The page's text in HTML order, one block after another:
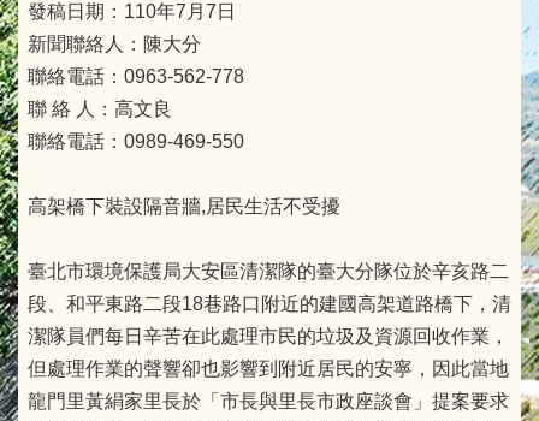
發稿日期：110年7月7日
新聞聯絡人：陳大分
聯絡電話：0963-562-778
聯 絡 人：高文良
聯絡電話：0989-469-550
高架橋下裝設隔音牆,居民生活不受擾
臺北市環境保護局大安區清潔隊的臺大分隊位於辛亥路二
段、和平東路二段18巷路口附近的建國高架道路橋下，清
潔隊員們每日辛苦在此處理市民的垃圾及資源回收作業，
但處理作業的聲響卻也影響到附近居民的安寧，因此當地
龍門里黃絹家里長於「市長與里長市政座談會」提案要求